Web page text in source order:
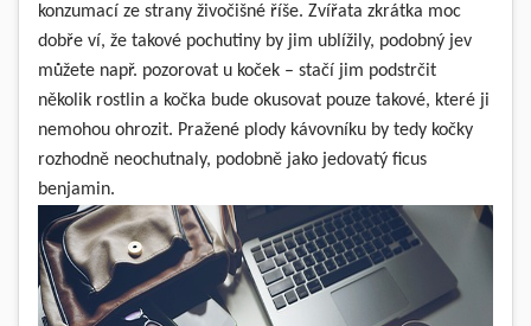
konzumací ze strany živočišné říše. Zvířata zkrátka moc
dobře ví, že takové pochutiny by jim ublížily, podobný jev
můžete např. pozorovat u koček – stačí jim podstrčit
několik rostlin a kočka bude okusovat pouze takové, které ji
nemohou ohrozit. Pražené plody kávovníku by tedy kočky
rozhodně neochutnaly, podobně jako jedovatý ficus
benjamin.